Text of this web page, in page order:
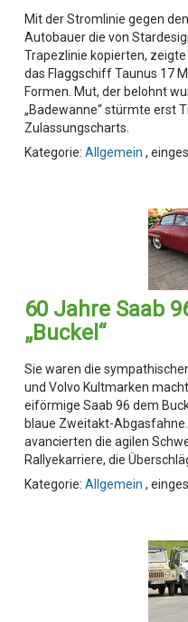
Mit der Stromlinie gegen
Autobauer die von
Trapezlinie kopierten,
das Flaggschiff Taunus 17
Formen. Mut, der belohnt
„Badewanne“ stürmte erst
Zulassungscharts.
Kategorie: Allgemein ,
60 Jahre Saab
„Buckel“
Sie waren die
und Volvo Kultmarken
eiförmige Saab 96 dem
blaue Zweitakt-
avancierten die agilen
Rallyekarriere, die
Kategorie: Allgemein ,